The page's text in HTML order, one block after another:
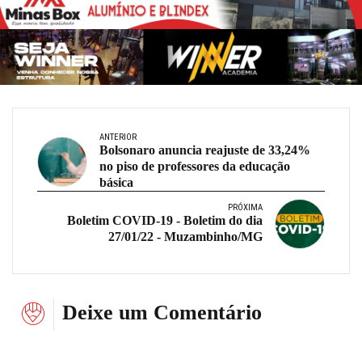
ANTERIOR
Bolsonaro anuncia reajuste de 33,24%
no piso de professores da educação
básica
PRÓXIMA
Boletim COVID-19 - Boletim do dia
27/01/22 - Muzambinho/MG
Deixe um Comentário